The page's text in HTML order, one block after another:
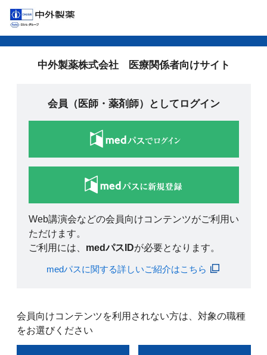
中外製薬株式会社 医療関係者向けサイト
会員（医師・薬剤師）としてログイン
Web講演会などの会員向けコンテンツがご利用い
ただけます。
ご利用には、 medパスIDが必要となります。
medパスに関する詳しいご紹介はこちら
会員向けコンテンツを利用されない方は、対象の職種
をお選びください